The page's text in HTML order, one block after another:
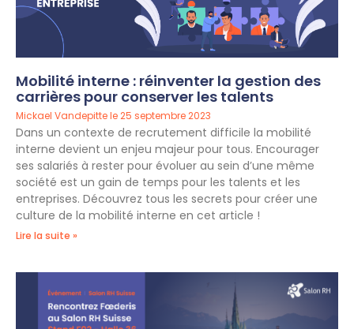
Mobilité interne : réinventer la gestion des
carrières pour conserver les talents
Mickael Vandepitte 25 septembre 2023
Dans un contexte de recrutement difficile la mobilité
interne devient un enjeu majeur pour tous. Encourager
ses salariés à rester pour évoluer au sein d’une même
société est un gain de temps pour les talents et les
entreprises. Découvrez tous les secrets pour créer une
culture de la mobilité interne en cet article !
Lire la suite »